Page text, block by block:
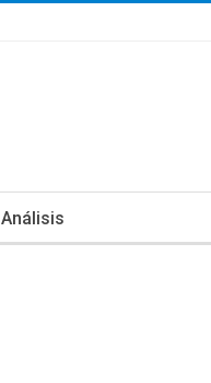
Análisis